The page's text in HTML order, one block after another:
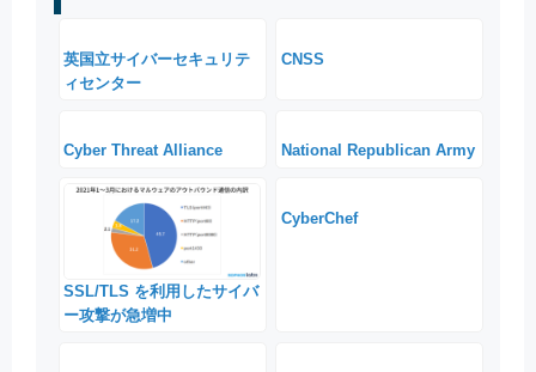
英国立サイバーセキュリテ
ィセンター
CNSS
Cyber Threat Alliance National Republican Army
SSL/TLS を利用したサイバ
ー攻撃が急増中
CyberChef